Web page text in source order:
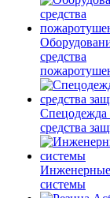
средства
Спецодежда
средства
Инженерные
системы